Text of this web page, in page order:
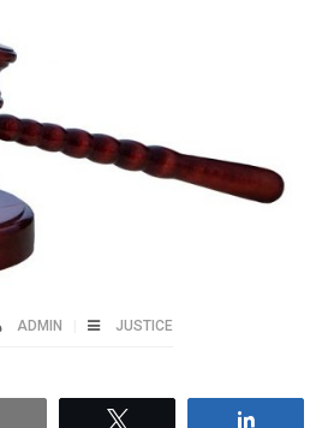
ADMIN JUSTICE